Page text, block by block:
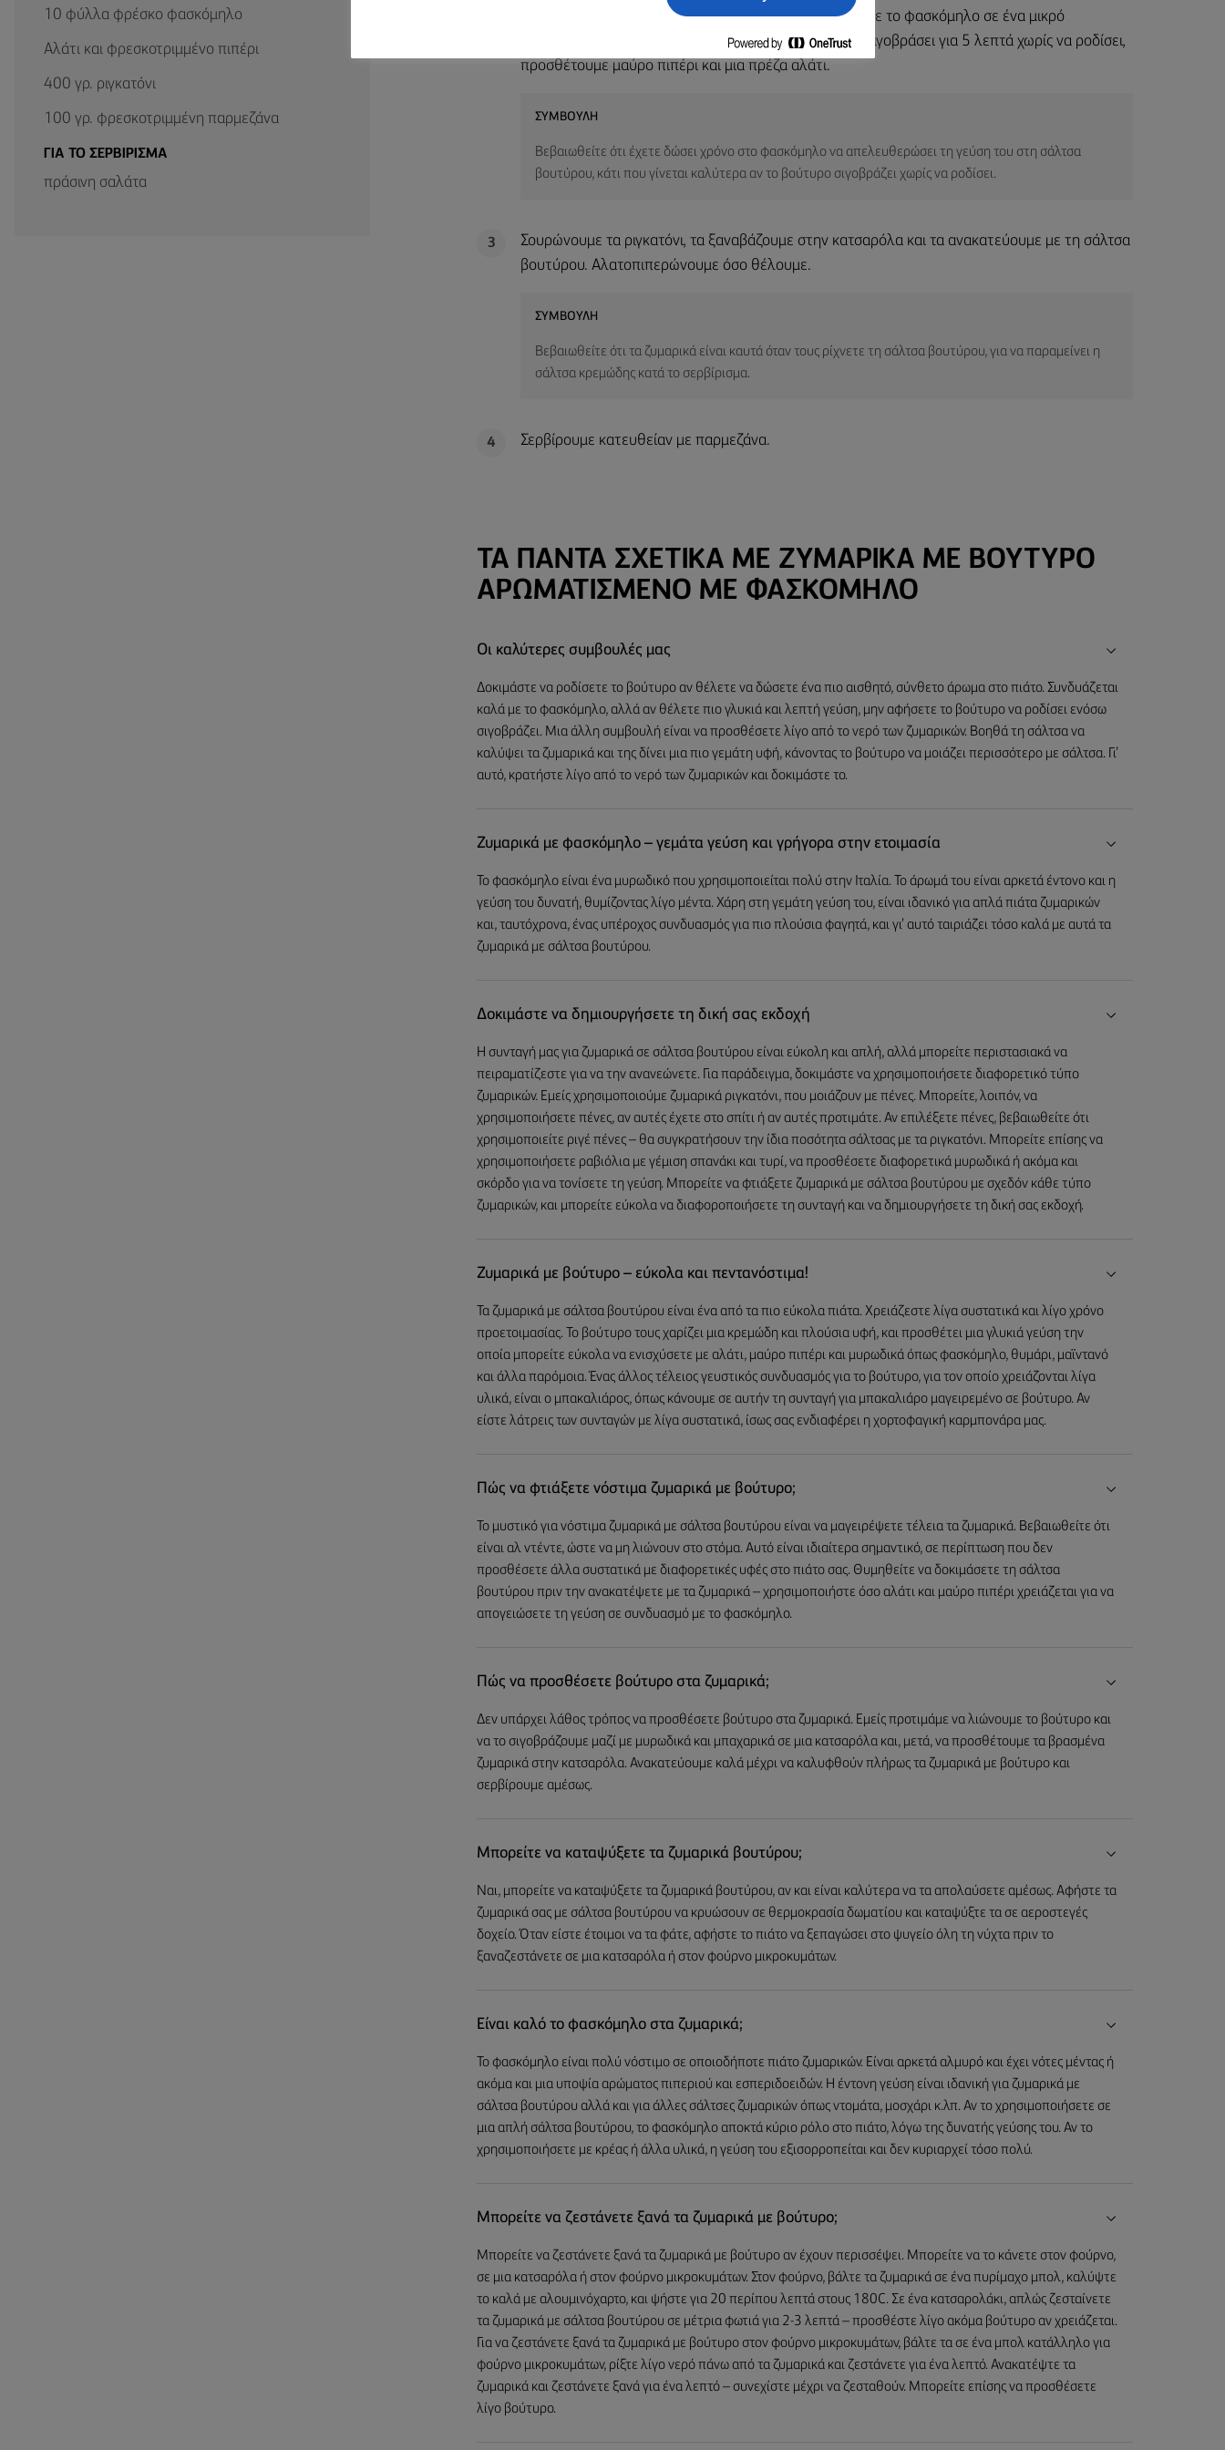
10 φύλλα φρέσκο φασκόμηλο
Αλάτι και φρεσκοτριμμένο πιπέρι
400 γρ. ριγκατόνι
100 γρ. φρεσκοτριμμένη παρμεζάνα
ΓΙΑ ΤΟ ΣΕΡΒΙΡΙΣΜΑ
πράσινη σαλάτα
Όσο μαγειρεύονται τα ζυμαρικά, βάζουμε το βούτυρο με το φασκόμηλο σε ένα μικρό
κατσαρολάκι, λιώνουμε το βούτυρο και αφήνουμε να σιγοβράσει για 5 λεπτά χωρίς να ροδίσει,
προσθέτουμε μαύρο πιπέρι και μια πρέζα αλάτι.
ΣΥΜΒΟΥΛΉ
Βεβαιωθείτε ότι έχετε δώσει χρόνο στο φασκόμηλο να απελευθερώσει τη γεύση του στη σάλτσα
βουτύρου, κάτι που γίνεται καλύτερα αν το βούτυρο σιγοβράζει χωρίς να ροδίσει.
3
Σουρώνουμε τα ριγκατόνι, τα ξαναβάζουμε στην κατσαρόλα και τα ανακατεύουμε με τη σάλτσα
βουτύρου. Αλατοπιπερώνουμε όσο θέλουμε.
ΣΥΜΒΟΥΛΉ
Βεβαιωθείτε ότι τα ζυμαρικά είναι καυτά όταν τους ρίχνετε τη σάλτσα βουτύρου, για να παραμείνει η
σάλτσα κρεμώδης κατά το σερβίρισμα.
4 Σερβίρουμε κατευθείαν με παρμεζάνα.
ΤΑ ΠΆΝΤΑ ΣΧΕΤΙΚΆ ΜΕ ΖΥΜΑΡΙΚΆ ΜΕ ΒΟΎΤΥΡΟ
ΑΡΩΜΑΤΙΣΜΈΝΟ ΜΕ ΦΑΣΚΌΜΗΛΟ
Οι καλύτερες συμβουλές μας
Δοκιμάστε να ροδίσετε το βούτυρο αν θέλετε να δώσετε ένα πιο αισθητό, σύνθετο άρωμα στο πιάτο. Συνδυάζεται
καλά με το φασκόμηλο, αλλά αν θέλετε πιο γλυκιά και λεπτή γεύση, μην αφήσετε το βούτυρο να ροδίσει ενόσω
σιγοβράζει. Μια άλλη συμβουλή είναι να προσθέσετε λίγο από το νερό των ζυμαρικών. Βοηθά τη σάλτσα να
καλύψει τα ζυμαρικά και της δίνει μια πιο γεμάτη υφή, κάνοντας το βούτυρο να μοιάζει περισσότερο με σάλτσα. Γι’
αυτό, κρατήστε λίγο από το νερό των ζυμαρικών και δοκιμάστε το.
Ζυμαρικά με φασκόμηλο – γεμάτα γεύση και γρήγορα στην ετοιμασία
Το φασκόμηλο είναι ένα μυρωδικό που χρησιμοποιείται πολύ στην Ιταλία. Το άρωμά του είναι αρκετά έντονο και η
γεύση του δυνατή, θυμίζοντας λίγο μέντα. Χάρη στη γεμάτη γεύση του, είναι ιδανικό για απλά πιάτα ζυμαρικών
και, ταυτόχρονα, ένας υπέροχος συνδυασμός για πιο πλούσια φαγητά, και γι’ αυτό ταιριάζει τόσο καλά με αυτά τα
ζυμαρικά με σάλτσα βουτύρου.
Δοκιμάστε να δημιουργήσετε τη δική σας εκδοχή
Η συνταγή μας για ζυμαρικά σε σάλτσα βουτύρου είναι εύκολη και απλή, αλλά μπορείτε περιστασιακά να
πειραματίζεστε για να την ανανεώνετε. Για παράδειγμα, δοκιμάστε να χρησιμοποιήσετε διαφορετικό τύπο
ζυμαρικών. Εμείς χρησιμοποιούμε ζυμαρικά ριγκατόνι, που μοιάζουν με πένες. Μπορείτε, λοιπόν, να
χρησιμοποιήσετε πένες, αν αυτές έχετε στο σπίτι ή αν αυτές προτιμάτε. Αν επιλέξετε πένες, βεβαιωθείτε ότι
χρησιμοποιείτε ριγέ πένες – θα συγκρατήσουν την ίδια ποσότητα σάλτσας με τα ριγκατόνι. Μπορείτε επίσης να
χρησιμοποιήσετε ραβιόλια με γέμιση σπανάκι και τυρί, να προσθέσετε διαφορετικά μυρωδικά ή ακόμα και
σκόρδο για να τονίσετε τη γεύση. Μπορείτε να φτιάξετε ζυμαρικά με σάλτσα βουτύρου με σχεδόν κάθε τύπο
ζυμαρικών, και μπορείτε εύκολα να διαφοροποιήσετε τη συνταγή και να δημιουργήσετε τη δική σας εκδοχή.
Ζυμαρικά με βούτυρο – εύκολα και πεντανόστιμα!
Τα ζυμαρικά με σάλτσα βουτύρου είναι ένα από τα πιο εύκολα πιάτα. Χρειάζεστε λίγα συστατικά και λίγο χρόνο
προετοιμασίας. Το βούτυρο τους χαρίζει μια κρεμώδη και πλούσια υφή, και προσθέτει μια γλυκιά γεύση την
οποία μπορείτε εύκολα να ενισχύσετε με αλάτι, μαύρο πιπέρι και μυρωδικά όπως φασκόμηλο, θυμάρι, μαϊντανό
και άλλα παρόμοια. Ένας άλλος τέλειος γευστικός συνδυασμός για το βούτυρο, για τον οποίο χρειάζονται λίγα
υλικά, είναι ο μπακαλιάρος, όπως κάνουμε σε αυτήν τη συνταγή για μπακαλιάρο μαγειρεμένο σε βούτυρο. Αν
είστε λάτρεις των συνταγών με λίγα συστατικά, ίσως σας ενδιαφέρει η χορτοφαγική καρμπονάρα μας.
Πώς να φτιάξετε νόστιμα ζυμαρικά με βούτυρο;
Το μυστικό για νόστιμα ζυμαρικά με σάλτσα βουτύρου είναι να μαγειρέψετε τέλεια τα ζυμαρικά. Βεβαιωθείτε ότι
είναι αλ ντέντε, ώστε να μη λιώνουν στο στόμα. Αυτό είναι ιδιαίτερα σημαντικό, σε περίπτωση που δεν
προσθέσετε άλλα συστατικά με διαφορετικές υφές στο πιάτο σας. Θυμηθείτε να δοκιμάσετε τη σάλτσα
βουτύρου πριν την ανακατέψετε με τα ζυμαρικά – χρησιμοποιήστε όσο αλάτι και μαύρο πιπέρι χρειάζεται για να
απογειώσετε τη γεύση σε συνδυασμό με το φασκόμηλο.
Πώς να προσθέσετε βούτυρο στα ζυμαρικά;
Δεν υπάρχει λάθος τρόπος να προσθέσετε βούτυρο στα ζυμαρικά. Εμείς προτιμάμε να λιώνουμε το βούτυρο και
να το σιγοβράζουμε μαζί με μυρωδικά και μπαχαρικά σε μια κατσαρόλα και, μετά, να προσθέτουμε τα βρασμένα
ζυμαρικά στην κατσαρόλα. Ανακατεύουμε καλά μέχρι να καλυφθούν πλήρως τα ζυμαρικά με βούτυρο και
σερβίρουμε αμέσως.
Μπορείτε να καταψύξετε τα ζυμαρικά βουτύρου;
Ναι, μπορείτε να καταψύξετε τα ζυμαρικά βουτύρου, αν και είναι καλύτερα να τα απολαύσετε αμέσως. Αφήστε τα
ζυμαρικά σας με σάλτσα βουτύρου να κρυώσουν σε θερμοκρασία δωματίου και καταψύξτε τα σε αεροστεγές
δοχείο. Όταν είστε έτοιμοι να τα φάτε, αφήστε το πιάτο να ξεπαγώσει στο ψυγείο όλη τη νύχτα πριν το
ξαναζεστάνετε σε μια κατσαρόλα ή στον φούρνο μικροκυμάτων.
Είναι καλό το φασκόμηλο στα ζυμαρικά;
Το φασκόμηλο είναι πολύ νόστιμο σε οποιοδήποτε πιάτο ζυμαρικών. Είναι αρκετά αλμυρό και έχει νότες μέντας ή
ακόμα και μια υποψία αρώματος πιπεριού και εσπεριδοειδών. Η έντονη γεύση είναι ιδανική για ζυμαρικά με
σάλτσα βουτύρου αλλά και για άλλες σάλτσες ζυμαρικών όπως ντομάτα, μοσχάρι κ.λπ. Αν το χρησιμοποιήσετε σε
μια απλή σάλτσα βουτύρου, το φασκόμηλο αποκτά κύριο ρόλο στο πιάτο, λόγω της δυνατής γεύσης του. Αν το
χρησιμοποιήσετε με κρέας ή άλλα υλικά, η γεύση του εξισορροπείται και δεν κυριαρχεί τόσο πολύ.
Μπορείτε να ζεστάνετε ξανά τα ζυμαρικά με βούτυρο;
Μπορείτε να ζεστάνετε ξανά τα ζυμαρικά με βούτυρο αν έχουν περισσέψει. Μπορείτε να το κάνετε στον φούρνο,
σε μια κατσαρόλα ή στον φούρνο μικροκυμάτων. Στον φούρνο, βάλτε τα ζυμαρικά σε ένα πυρίμαχο μπολ, καλύψτε
το καλά με αλουμινόχαρτο, και ψήστε για 20 περίπου λεπτά στους 180C. Σε ένα κατσαρολάκι, απλώς ζεσταίνετε
τα ζυμαρικά με σάλτσα βουτύρου σε μέτρια φωτιά για 2-3 λεπτά – προσθέστε λίγο ακόμα βούτυρο αν χρειάζεται.
Για να ζεστάνετε ξανά τα ζυμαρικά με βούτυρο στον φούρνο μικροκυμάτων, βάλτε τα σε ένα μπολ κατάλληλο για
φούρνο μικροκυμάτων, ρίξτε λίγο νερό πάνω από τα ζυμαρικά και ζεστάνετε για ένα λεπτό. Ανακατέψτε τα
ζυμαρικά και ζεστάνετε ξανά για ένα λεπτό – συνεχίστε μέχρι να ζεσταθούν. Μπορείτε επίσης να προσθέσετε
λίγο βούτυρο.